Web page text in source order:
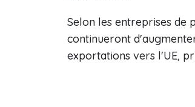
Selon les entreprises de
continueront
exportations vers l'UE,